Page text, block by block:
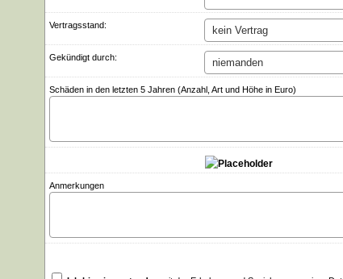
Vertragsstand:
Gekündigt durch:
Schäden in den letzten 5 Jahren (Anzahl, Art und Höhe in Euro)
Anmerkungen